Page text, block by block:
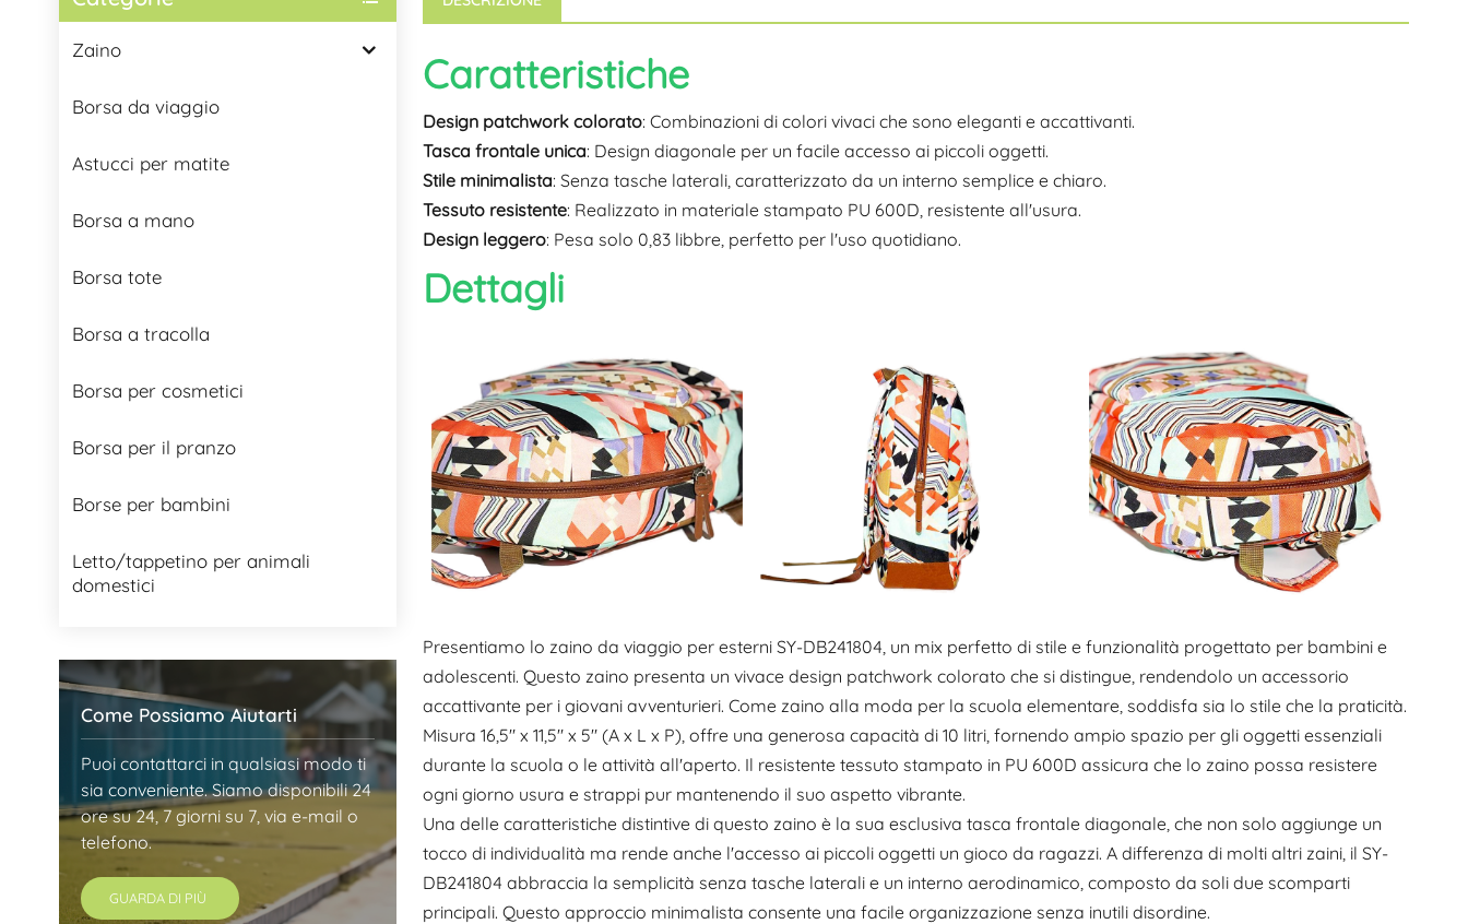
Zaino
Borsa da viaggio
Astucci per matite
Borsa a mano
Borsa tote
Borsa a tracolla
Borsa per cosmetici
Borsa per il pranzo
Borse per bambini
Letto/tappetino per animali
domestici
Come Possiamo Aiutarti
Puoi contattarci in qualsiasi modo ti
sia conveniente. Siamo disponibili 24
ore su 24, 7 giorni su 7, via e-mail o
telefono.
GUARDA DI PIÙ
Caratteristiche
Design patchwork colorato: Combinazioni di colori vivaci che sono eleganti e accattivanti.
Tasca frontale unica: Design diagonale per un facile accesso ai piccoli oggetti.
Stile minimalista: Senza tasche laterali, caratterizzato da un interno semplice e chiaro.
Tessuto resistente: Realizzato in materiale stampato PU 600D, resistente all'usura.
Design leggero: Pesa solo 0,83 libbre, perfetto per l'uso quotidiano.
Dettagli
Presentiamo lo zaino da viaggio per esterni SY-DB241804, un mix perfetto di stile e funzionalità progettato per bambini e
adolescenti. Questo zaino presenta un vivace design patchwork colorato che si distingue, rendendolo un accessorio
accattivante per i giovani avventurieri. Come zaino alla moda per la scuola elementare, soddisfa sia lo stile che la praticità.
Misura 16,5" x 11,5" x 5" (A x L x P), offre una generosa capacità di 10 litri, fornendo ampio spazio per gli oggetti essenziali
durante la scuola o le attività all'aperto. Il resistente tessuto stampato in PU 600D assicura che lo zaino possa resistere
ogni giorno usura e strappi pur mantenendo il suo aspetto vibrante.
Una delle caratteristiche distintive di questo zaino è la sua esclusiva tasca frontale diagonale, che non solo aggiunge un
tocco di individualità ma rende anche l'accesso ai piccoli oggetti un gioco da ragazzi. A differenza di molti altri zaini, il SY-
DB241804 abbraccia la semplicità senza tasche laterali e un interno aerodinamico, composto da soli due scomparti
principali. Questo approccio minimalista consente una facile organizzazione senza inutili disordine.